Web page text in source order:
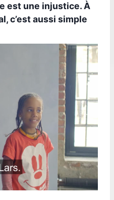
est une injustice. À
c’est aussi simple